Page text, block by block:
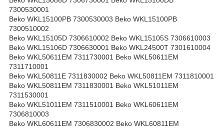
7300530001
Beko WKL15100PB 7300530003 Beko WKL15100PB
7300510002
Beko WKL15105D 7306610002 Beko WKL15105S 7306610003
Beko WKL15106D 7306630001 Beko WKL24500T 7301610004
Beko WKL50611EM 7311730001 Beko WKL50611EM
7311710001
Beko WKL50811E 7311830002 Beko WKL50811EM 7311810001
Beko WKL50811EM 7311830001 Beko WKL51011EM
7311530001
Beko WKL51011EM 7311510001 Beko WKL60611EM
7306810003
Beko WKL60611EM 7306830002 Beko WKL60811EM